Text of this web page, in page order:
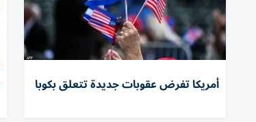
أمريكا تفرض عقوبات جديدة تتعلق بكوبا